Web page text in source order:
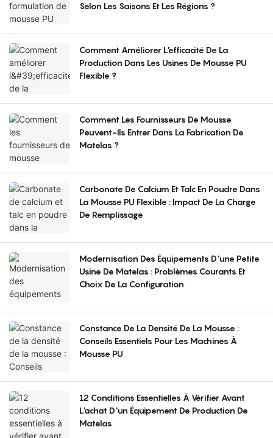
Selon Les Saisons Et Les Régions ?
Comment Améliorer L'efficacité De La
Production Dans Les Usines De Mousse PU
Flexible ?
Comment Les Fournisseurs De Mousse
Peuvent-Ils Entrer Dans La Fabrication De
Matelas ?
Carbonate De Calcium Et Talc En Poudre Dans
La Mousse PU Flexible : Impact De La Charge
De Remplissage
Modernisation Des Équipements D'une Petite
Usine De Matelas : Problèmes Courants Et
Choix De La Configuration
Constance De La Densité De La Mousse :
Conseils Essentiels Pour Les Machines À
Mousse PU
12 Conditions Essentielles À Vérifier Avant
L'achat D'un Équipement De Production De
Matelas